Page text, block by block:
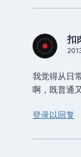
扣
我觉得从日
啊，既普通
登录以回复